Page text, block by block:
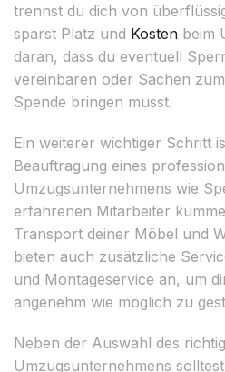
trennst du dich von
sparst Platz und Kosten beim
daran, dass du eventuell
vereinbaren oder Sachen
Spende bringen musst.
Ein weiterer wichtiger Schritt
Beauftragung eines
Umzugsunternehmens wie
erfahrenen Mitarbeiter
Transport deiner Möbel und
bieten auch zusätzliche
und Montageservice an, um
angenehm wie möglich zu
Neben der Auswahl des
Umzugsunternehmens